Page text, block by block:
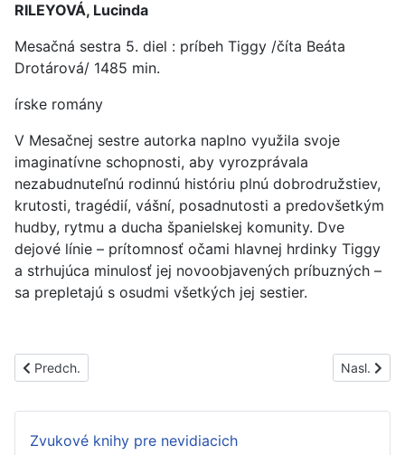
RILEYOVÁ, Lucinda
Mesačná sestra 5. diel : príbeh Tiggy /číta Beáta
Drotárová/ 1485 min.
írske romány
V Mesačnej sestre autorka naplno využila svoje
imaginatívne schopnosti, aby vyrozprávala
nezabudnuteľnú rodinnú históriu plnú dobrodružstiev,
krutosti, tragédií, vášní, posadnutosti a predovšetkým
hudby, rytmu a ducha španielskej komunity. Dve
dejové línie – prítomnosť očami hlavnej hrdinky Tiggy
a strhujúca minulosť jej novoobjavených príbuzných –
sa prepletajú s osudmi všetkých jej sestier.
Predchádzajúci článok: PS1452A
Predch. Nasl.
Zvukové knihy pre nevidiacich